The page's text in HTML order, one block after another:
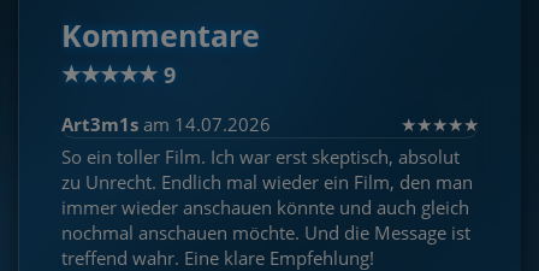
Kommentare
★★★★★ 9
Art3m1s am 14.07.2026 ★★★★★
So ein toller Film. Ich war erst skeptisch, absolut
zu Unrecht. Endlich mal wieder ein Film, den man
immer wieder anschauen könnte und auch gleich
nochmal anschauen möchte. Und die Message ist
treffend wahr. Eine klare Empfehlung!